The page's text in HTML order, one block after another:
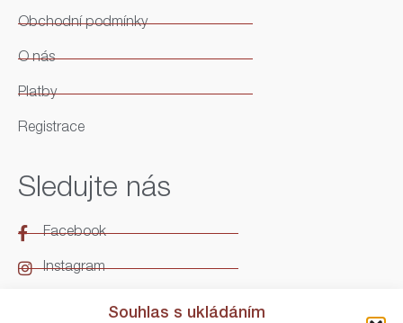
Souhlas s ukládáním
Obchodní podmínky
O nás
Platby
Registrace
Sledujte nás
Facebook
Instagram